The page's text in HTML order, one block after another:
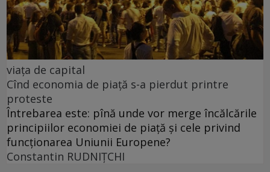
viața de capital
Cînd economia de piață s-a pierdut printre
proteste
Întrebarea este: pînă unde vor merge încălcările
principiilor economiei de piață și cele privind
funcționarea Uniunii Europene?
Constantin RUDNIŢCHI